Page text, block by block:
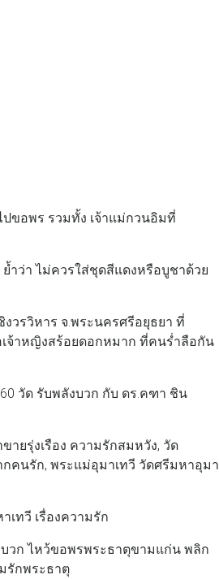
ขอพร รวมทั้ง เจ้าแม่กวนอิมที่
ำว่า ไม่ควรใส่ชุดสีแดงหรือบูชาด้วย
วรวิหาร จ.พระนครศรีอยุธยา ที่
เจ้าหญิงสร้อยดอกหมาก ที่คนร่ำลือกัน
วัด รับพลังบวก กับ ดร.คฑา ชิน
ยรุ่งเรือง ความรักสมหวัง, วัด
คนรัก, พระแม่อุมาเทวี วัดศรีมหาอุมา
เทวี เรื่องความรัก
วก ไหว้ขอพรพระธาตุขามแก่น พลิก
รักพระธาตุ